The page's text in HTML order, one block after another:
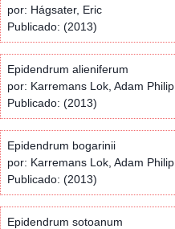
por: Hágsater, Eric
Publicado: (2013)
Epidendrum alieniferum
por: Karremans Lok, Adam Philip
Publicado: (2013)
Epidendrum bogarinii
por: Karremans Lok, Adam Philip
Publicado: (2013)
Epidendrum sotoanum